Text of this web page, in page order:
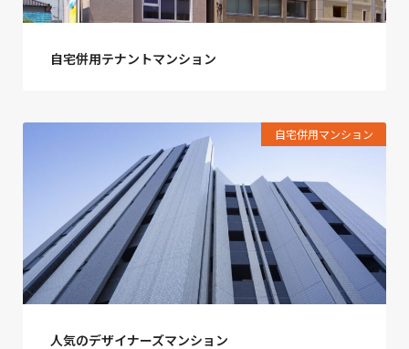
自宅併用テナントマンション
自宅併用マンション
人気のデザイナーズマンション